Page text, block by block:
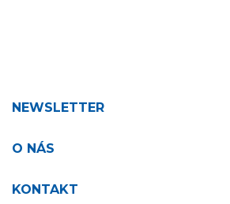
NEWSLETTER
O NÁS
KONTAKT